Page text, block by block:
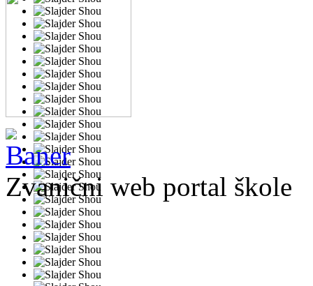
Zvanični web portal škole